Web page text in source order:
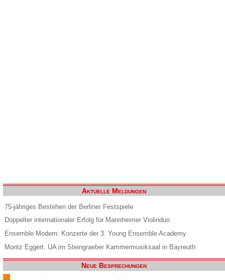
Aktuelle Meldungen
75-jähriges Bestehen der Berliner Festspiele
Doppelter internationaler Erfolg für Mannheimer Violinduo
Ensemble Modern: Konzerte der 3. Young Ensemble Academy
Moritz Eggert. UA im Steingraeber Kammermusiksaal in Bayreuth
Neue Besprechungen